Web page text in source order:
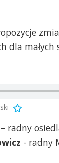
dla
– radny
- radny